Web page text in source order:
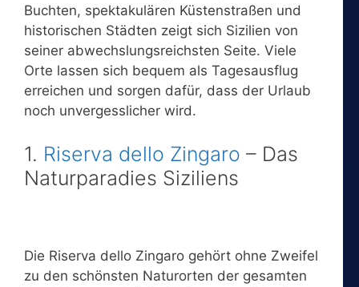
Buchten, spektakulären Küstenstraßen und
historischen Städten zeigt sich Sizilien von
seiner abwechslungsreichsten Seite. Viele
Orte lassen sich bequem als Tagesausflug
erreichen und sorgen dafür, dass der Urlaub
noch unvergesslicher wird.
1. Riserva dello Zingaro – Das
Naturparadies Siziliens
Die Riserva dello Zingaro gehört ohne Zweifel
zu den schönsten Naturorten der gesamten